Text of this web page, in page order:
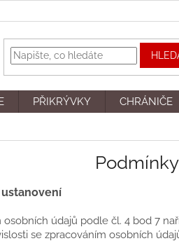
PŘIKRÝVKY CHRÁNIČE
osobních údajů podle čl. 4 bod 7
se zpracováním osobních